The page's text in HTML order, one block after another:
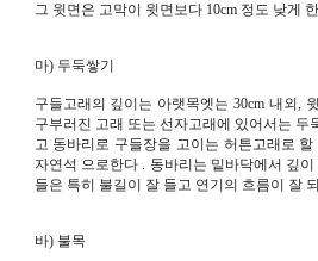
그 윗면은 고막이 윗면보다 10cm 정도 낮게
마) 두둑쌓기
구들고래의 깊이는 아랫목엣는 30cm 내외,
구부러진 고래 또는 선자고래에 있어서는 두
고 동바리로 구들장을 고이는 허튼고래로
자연석 으로한다 . 동바리는 밑바닥에서 깊
들은 특히 불길이 잘 들고 연기의 흐름이 잘
바) 불목